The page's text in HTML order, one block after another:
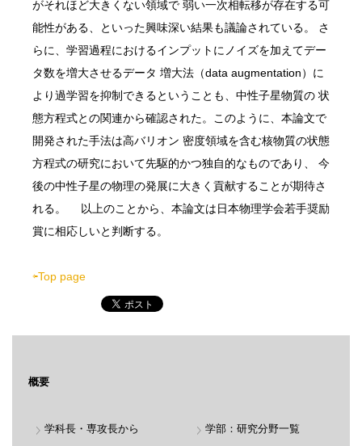
がそれほど大きくない領域で 弱い一次相転移が存在する可
能性がある、といった興味深い結果も議論されている。 さ
らに、学習過程におけるインプットにノイズを加えてデー
タ数を増大させるデータ 増大法（data augmentation）に
より過学習を抑制できるということも、中性子星物質の 状
態方程式との関連から確認された。このように、本論文で
開発された手法は高バリオン 密度領域を含む核物質の状態
方程式の研究において先駆的かつ独自的なものであり、 今
後の中性子星の物理の発展に大きく貢献することが期待さ
れる。 以上のことから、本論文は日本物理学会若手奨励
賞に相応しいと判断する。
⇦Top page
概要
学科長・専攻長から
学部：研究分野一覧